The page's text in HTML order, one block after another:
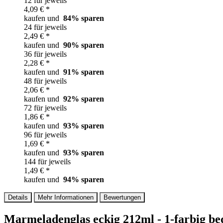
4,09 € *
kaufen und 84% sparen
24 für jeweils
2,49 € *
kaufen und 90% sparen
36 für jeweils
2,28 € *
kaufen und 91% sparen
48 für jeweils
2,06 € *
kaufen und 92% sparen
72 für jeweils
1,86 € *
kaufen und 93% sparen
96 für jeweils
1,69 € *
kaufen und 93% sparen
144 für jeweils
1,49 € *
kaufen und 94% sparen
Details Mehr Informationen Bewertungen
Marmeladenglas eckig 212ml - 1-farbig